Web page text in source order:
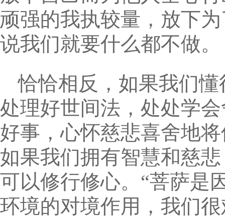
顽强的我执较量，放下
说我们就要什么都不做。
恰恰相反，如果我们
处理好世间法，处处学
好事，心怀慈悲喜舍地
如果我们拥有智慧和慈
可以修行修心。“菩萨是
环境的对境作用，我们